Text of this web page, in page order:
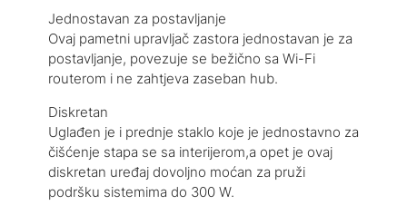
Jednostavan za postavljanje
Ovaj pametni upravljač zastora jednostavan je za
postavljanje, povezuje se bežično sa Wi-Fi
routerom i ne zahtjeva zaseban hub.
Diskretan
Uglađen je i prednje staklo koje je jednostavno za
čišćenje stapa se sa interijerom,a opet je ovaj
diskretan uređaj dovoljno moćan za pruži
podršku sistemima do 300 W.